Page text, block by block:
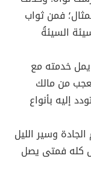
فمن ثواب
السيئةُ
خدمته مع
من مالك
إليه بأنواع
وسير الليل
كله فمتى يصل